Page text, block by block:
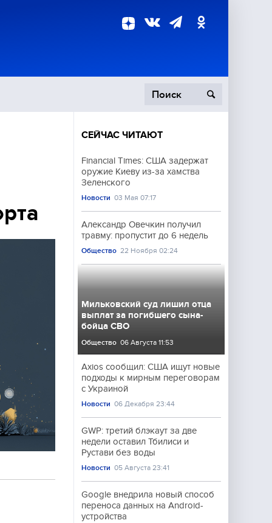
СЕЙЧАС ЧИТАЮТ
Financial Times: США задержат
оружие Киеву из-за хамства
Зеленского
Новости 03 Мая 07:17
Александр Овечкин получил
травму: пропустит до 6 недель
Общество 22 Ноября 02:24
Мильковский суд лишил отца
выплат за погибшего сына-
бойца СВО
Общество 06 Августа 11:53
Axios сообщил: США ищут новые
подходы к мирным переговорам
с Украиной
Новости 06 Декабря 23:44
GWP: третий блэкаут за две
недели оставил Тбилиси и
Рустави без воды
Новости 05 Августа 23:41
Google внедрила новый способ
переноса данных на Android-
устройства